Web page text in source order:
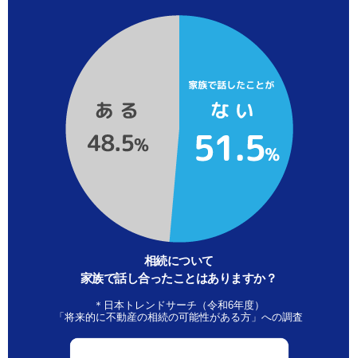
相続について
家族で話し合ったことはありますか？
＊日本トレンドサーチ（令和6年度）
「将来的に不動産の相続の可能性がある方」への調査